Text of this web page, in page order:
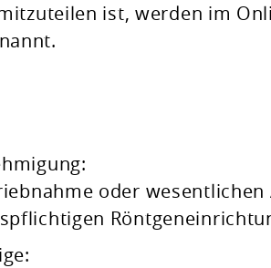
ist, werden im
oder